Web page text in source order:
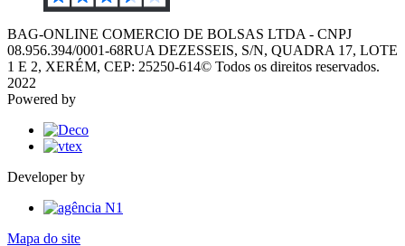
BAG-ONLINE COMERCIO DE BOLSAS LTDA - CNPJ
08.956.394/0001-68RUA DEZESSEIS, S/N, QUADRA 17, LOTE
1 E 2, XERÉM, CEP: 25250-614© Todos os direitos reservados.
2022
Powered by
Developer by
Mapa do site